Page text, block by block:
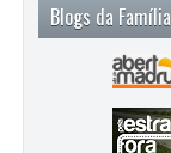
Blogs da Família